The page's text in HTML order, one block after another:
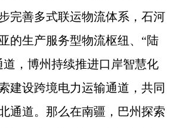
完善多式联运物流体系，石河
的生产服务型物流枢纽、“陆
道，博州持续推进口岸智慧化
建设跨境电力运输通道，共同
通道。那么在南疆，巴州探索